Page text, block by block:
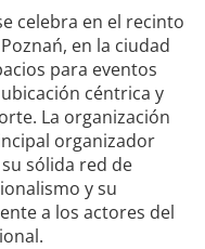
celebra en el recinto
en la ciudad
para eventos
céntrica y
La organización
organizador
sólida red de
y su
a los actores del